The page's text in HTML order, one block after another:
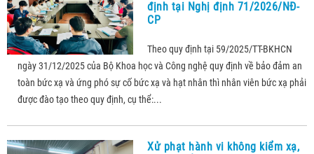
định tại Nghị định 71/2026/NĐ-
CP
Theo quy định tại 59/2025/TT-BKHCN
ngày 31/12/2025 của Bộ Khoa học và Công nghệ quy định về bảo đảm an
toàn bức xạ và ứng phó sự cố bức xạ và hạt nhân thì nhân viên bức xạ phải
được đào tạo theo quy định, cụ thể:...
Xử phạt hành vi không kiểm xạ,